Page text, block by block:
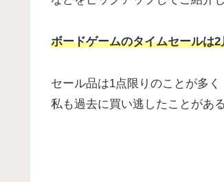
ボードゲームのタイムセールは
セール品は1点限りのことが多
私も過去に買い逃したことがある